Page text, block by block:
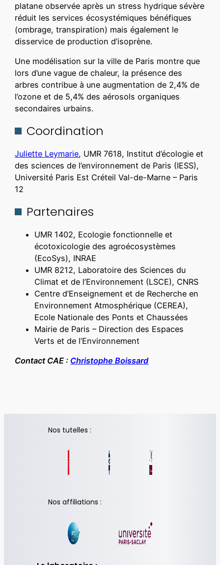
platane observée après un stress hydrique sévère
réduit les services écosystémiques bénéfiques
(ombrage, transpiration) mais également le
disservice de production d’isoprène.
Une modélisation sur la ville de Paris montre que
lors d’une vague de chaleur, la présence des
arbres contribue à une augmentation de 2,4% de
l’ozone et de 5,4% des aérosols organiques
secondaires urbains.
Coordination
Juliette Leymarie, UMR 7618, Institut d’écologie et
des sciences de l’environnement de Paris (IESS),
Université Paris Est Créteil Val-de-Marne – Paris
12
Partenaires
UMR 1402, Ecologie fonctionnelle et
écotoxicologie des agroécosystèmes
(EcoSys), INRAE
UMR 8212, Laboratoire des Sciences du
Climat et de l’Environnement (LSCE), CNRS
Centre d’Enseignement et de Recherche en
Environnement Atmosphérique (CEREA),
Ecole Nationale des Ponts et Chaussées
Mairie de Paris – Direction des Espaces
Verts et de l’Environnement
Contact CAE : Christophe Boissard
Nos tutelles :
Nos affiliations :